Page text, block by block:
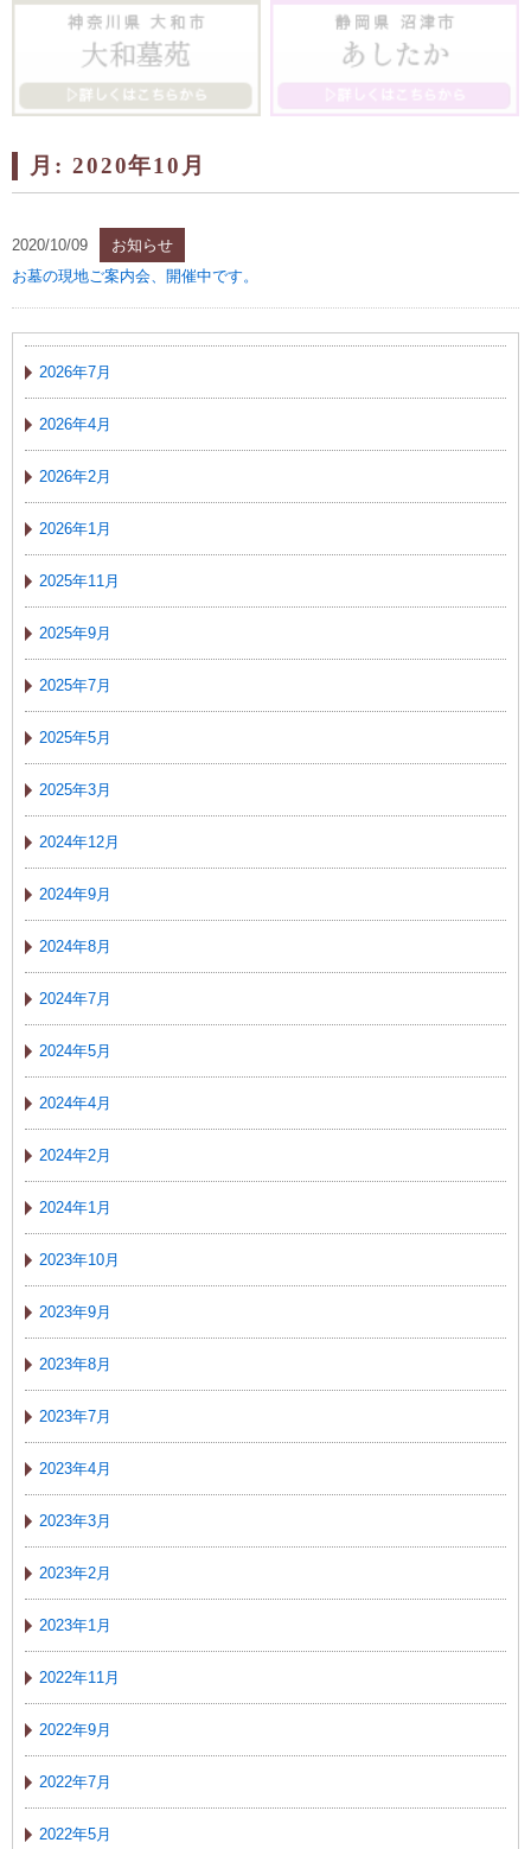
月: 2020年10月
2020/10/09
お知らせ
お墓の現地ご案内会、開催中です。
2026年7月
2026年4月
2026年2月
2026年1月
2025年11月
2025年9月
2025年7月
2025年5月
2025年3月
2024年12月
2024年9月
2024年8月
2024年7月
2024年5月
2024年4月
2024年2月
2024年1月
2023年10月
2023年9月
2023年8月
2023年7月
2023年4月
2023年3月
2023年2月
2023年1月
2022年11月
2022年9月
2022年7月
2022年5月